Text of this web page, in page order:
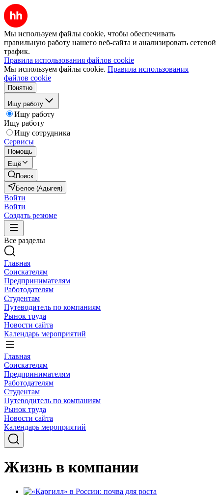
Мы используем файлы cookie, чтобы обеспечивать
правильную работу нашего веб-сайта и анализировать сетевой
трафик.
Правила использования файлов cookie
Мы используем файлы cookie. Правила использования
файлов cookie
Понятно
Ищу работу
Ищу работу
Ищу работу
Ищу сотрудника
Сервисы
Помощь
Ещё
Поиск
Белое (Адыгея)
Войти
Войти
Создать резюме
Все разделы
Главная
Соискателям
Предпринимателям
Работодателям
Студентам
Путеводитель по компаниям
Рынок труда
Новости сайта
Календарь мероприятий
Главная
Соискателям
Предпринимателям
Работодателям
Студентам
Путеводитель по компаниям
Рынок труда
Новости сайта
Календарь мероприятий
Жизнь в компании